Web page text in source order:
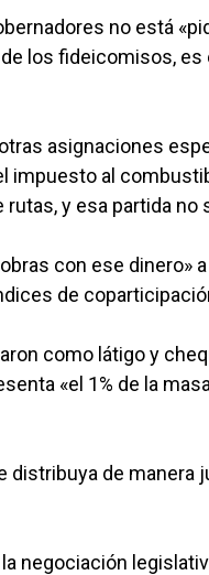
no está
los fideicomisos,
asignaciones
al
y esa partida no
con ese dinero»
de
como látigo y
«el 1% de la
distribuya de
negociación